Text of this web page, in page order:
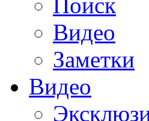
Поиск
Видео
Заметки
Видео